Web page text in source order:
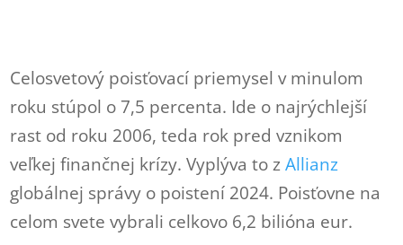
Celosvetový poisťovací priemysel v minulom
roku stúpol o 7,5 percenta. Ide o najrýchlejší
rast od roku 2006, teda rok pred vznikom
veľkej finančnej krízy. Vyplýva to zAllianz
globálnej správy o poistení 2024. Poisťovne na
celom svete vybrali celkovo 6,2 bilióna eur.